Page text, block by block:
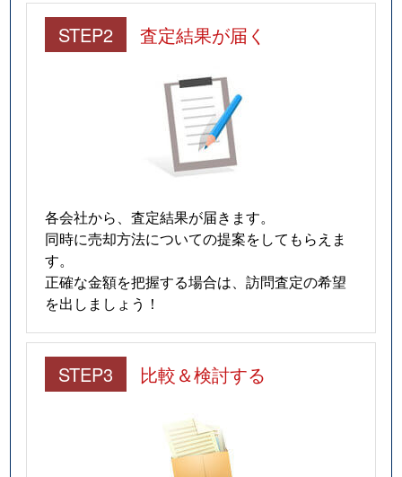
STEP2 査定結果が届く
各会社から、査定結果が届きます。
同時に売却方法についての提案をしてもらえま
す。
正確な金額を把握する場合は、訪問査定の希望
を出しましょう！
STEP3 比較＆検討する